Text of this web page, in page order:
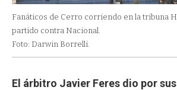
Fanáticos de Cerro corriendo en la tribuna
partido contra Nacional.
Foto: Darwin Borrelli.
El árbitro Javier Feres dio por